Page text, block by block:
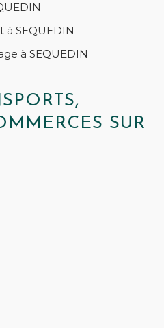
SEQUEDIN
à SEQUEDIN
SUR